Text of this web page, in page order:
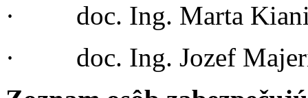
· doc. Ing. Marta
· doc. Ing. Jozef